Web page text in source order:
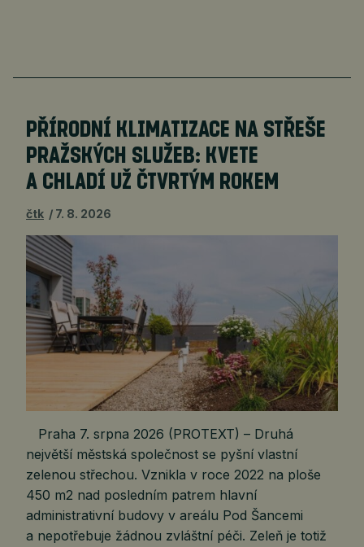
PŘÍRODNÍ KLIMATIZACE NA STŘEŠE
PRAŽSKÝCH SLUŽEB: KVETE
A CHLADÍ UŽ ČTVRTÝM ROKEM
čtk 7. 8. 2026
Praha 7. srpna 2026 (PROTEXT) – Druhá
největší městská společnost se pyšní vlastní
zelenou střechou. Vznikla v roce 2022 na ploše
450 m2 nad posledním patrem hlavní
administrativní budovy v areálu Pod Šancemi
a nepotřebuje žádnou zvláštní péči. Zeleň je totiž